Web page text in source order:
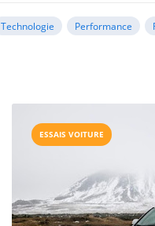
Technologie Performance
ESSAIS VOITURE